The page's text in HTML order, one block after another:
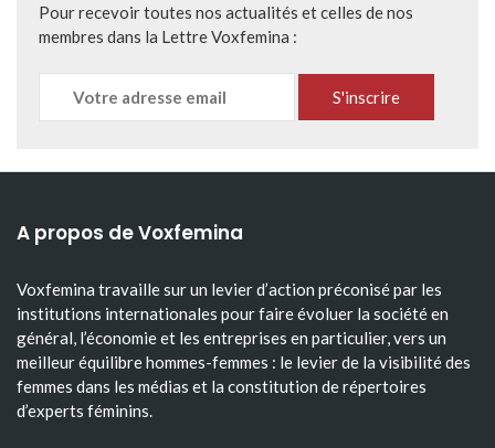
Pour recevoir toutes nos actualités et celles de nos
membres dans la Lettre Voxfemina :
A propos de Voxfemina
Voxfemina travaille sur un levier d’action préconisé par les
institutions internationales pour faire évoluer la société en
général, l’économie et les entreprises en particulier, vers un
meilleur équilibre hommes-femmes : le levier de la visibilité des
femmes dans les médias et la constitution de répertoires
d’experts féminins.